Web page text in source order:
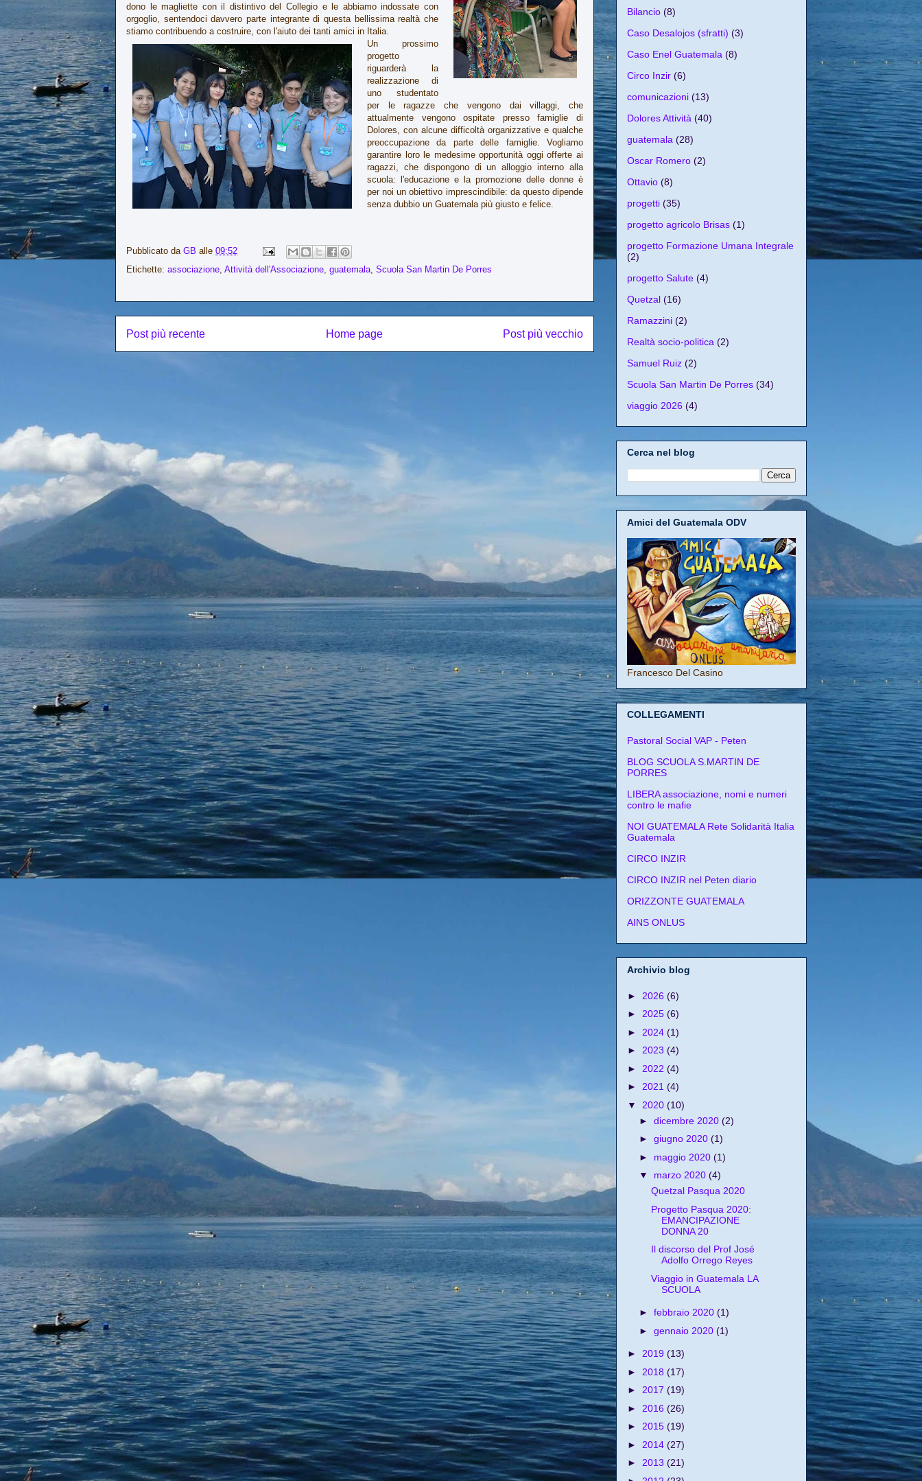
dono le magliette con il distintivo del Collegio e le abbiamo indossate con
orgoglio, sentendoci davvero parte integrante di questa bellissima realtà che
stiamo contribuendo a costruire, con l'aiuto dei tanti amici in Italia.
Un prossimo
progetto
riguarderà la
realizzazione di
uno studentato
per le ragazze che vengono dai villaggi, che
attualmente vengono ospitate presso famiglie di
Dolores, con alcune difficoltà organizzative e qualche
preoccupazione da parte delle famiglie. Vogliamo
garantire loro le medesime opportunità oggi offerte ai
ragazzi, che dispongono di un alloggio interno alla
scuola: l'educazione e la promozione delle donne è
per noi un obiettivo imprescindibile: da questo dipende
senza dubbio un Guatemala più giusto e felice.
Pubblicato da GB alle 09:52
Etichette: associazione Attività dell'Associazione guatemala Scuola San Martin De Porres
Post più recente Post più vecchio
Home page
Bilancio (8)
Caso Desalojos (sfratti) (3)
Caso Enel Guatemala (8)
Circo Inzir (6)
comunicazioni (13)
Dolores Attività (40)
guatemala (28)
Oscar Romero (2)
Ottavio (8)
progetti (35)
progetto agricolo Brisas (1)
progetto Formazione Umana Integrale
(2)
progetto Salute (4)
Quetzal (16)
Ramazzini (2)
Realtà socio-politica (2)
Samuel Ruiz (2)
Scuola San Martin De Porres (34)
viaggio 2026 (4)
Cerca nel blog
Amici del Guatemala ODV
Francesco Del Casino
COLLEGAMENTI
Pastoral Social VAP - Peten
BLOG SCUOLA S.MARTIN DE
PORRES
LIBERA associazione, nomi e numeri
contro le mafie
NOI GUATEMALA Rete Solidarità Italia
Guatemala
CIRCO INZIR
CIRCO INZIR nel Peten diario
ORIZZONTE GUATEMALA
AINS ONLUS
Archivio blog
► 2026 (6)
► 2025 (6)
► 2024 (1)
► 2023 (4)
► 2022 (4)
► 2021 (4)
▼ 2020 (10)
► dicembre 2020 (2)
► giugno 2020 (1)
► maggio 2020 (1)
▼ marzo 2020 (4)
Quetzal Pasqua 2020
Progetto Pasqua 2020:
EMANCIPAZIONE
DONNA 20
Il discorso del Prof José
Adolfo Orrego Reyes
Viaggio in Guatemala LA
SCUOLA
► febbraio 2020 (1)
► gennaio 2020 (1)
► 2019 (13)
► 2018 (17)
► 2017 (19)
► 2016 (26)
► 2015 (19)
► 2014 (27)
► 2013 (21)